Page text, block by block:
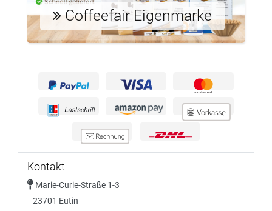
Coffeefair Eigenmarke
Kontakt
Marie-Curie-Straße 1-3
23701 Eutin